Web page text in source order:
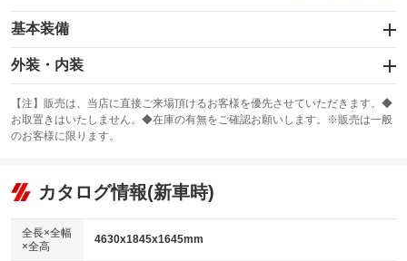
基本装備
エアバッグ：運転席/助手席/サイド
：装備あり
：装備なし
サンルーフ
：装備なし ABS
リフトアップ
：装備なし
：装備なし
パワーウィンドウ
外装・内装
カーナビ：SDナビ
：装備あり
TV：フルセグ
：装備あり
ビジュアル：-／DVD再生
：装備あり
アルミホイール：18インチ
：装備あり
【注】販売は、当店に直接ご来場頂けるお客様を優先させていただきます。◆
お取置きはいたしません。◆在庫の有無をご確認お願いします。※販売は一般
のお客様に限ります。
カタログ情報(新車時)
全長×全幅
×全高
4630x1845x1645mm